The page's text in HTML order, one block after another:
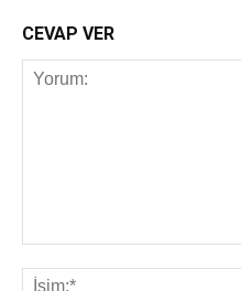
CEVAP VER